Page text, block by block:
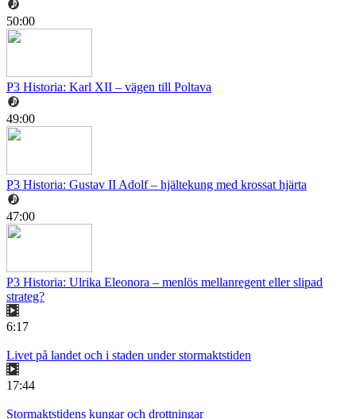
50:00
P3 Historia: Karl XII – vägen till Poltava
49:00
P3 Historia: Gustav II Adolf – hjältekung med krossat hjärta
47:00
P3 Historia: Ulrika Eleonora – menlös mellanregent eller slipad
strateg?
6:17
Livet på landet och i staden under stormaktstiden
17:44
Stormaktstidens kungar och drottningar